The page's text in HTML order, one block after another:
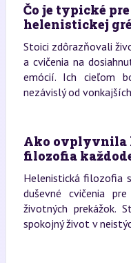
Čo je typické
helenistickej
Stoici zdôrazňovali
a cvičenia na
emócií. Ich cieľom
nezávislý od
Ako ovplyvnila
filozofia
Helenistická filozofia
duševné cvičenia
životných prekážok.
spokojný život v